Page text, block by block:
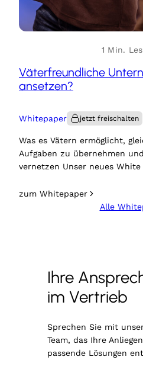
1 Min.
Väterfreundliche
ansetzen?
Whitepaper
Was es Vätern ermöglicht,
Aufgaben zu übernehmen
vernetzen Unser neues White
zum Whitepaper
Alle
Ihre
im Vertrieb
Sprechen Sie mit
Team, das Ihre
passende Lösungen